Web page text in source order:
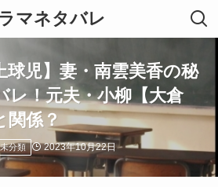
マネタバレ
球児】妻・南雲美香の秘
レ！元夫・小柳【大倉
関係？
未分類 2023年10月22日